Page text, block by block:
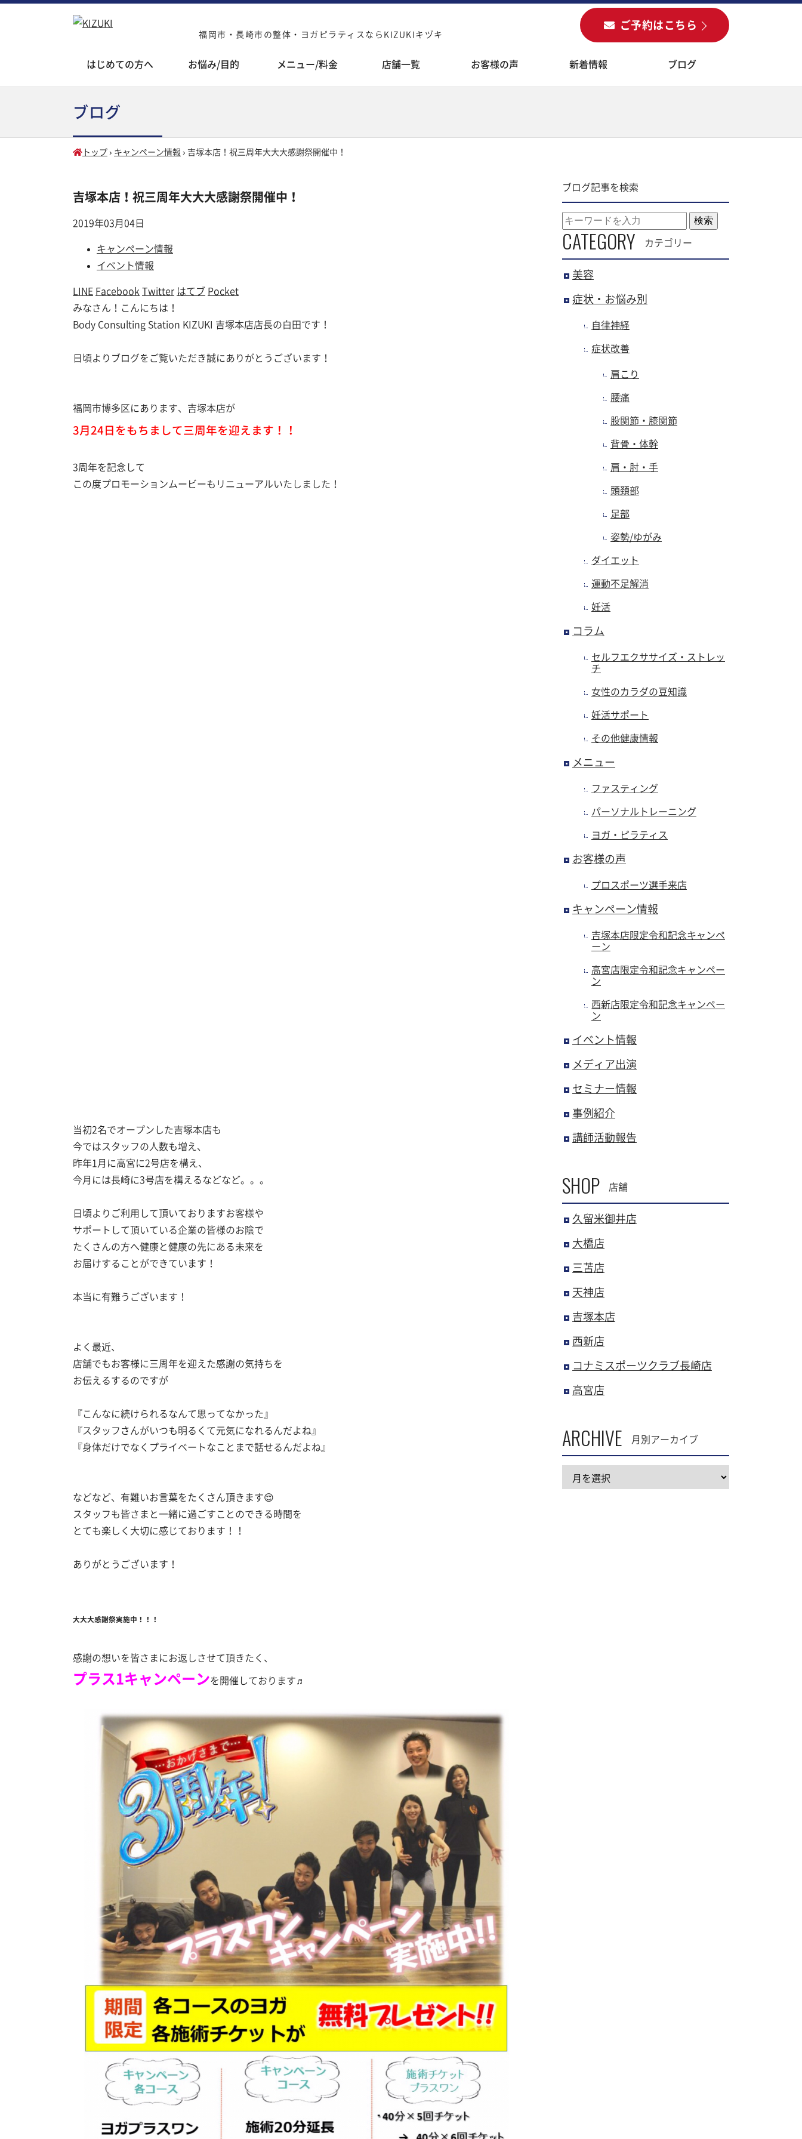
福岡市・長崎市の整体・ヨガピラティスならKIZUKIキヅキ
ご予約はこちら
はじめての方へ お悩み/目的 メニュー/料金 店舗一覧 お客様の声 新着情報 ブログ
ブログ
トップ › キャンペーン情報 › 吉塚本店！祝三周年大大大感謝祭開催中！
吉塚本店！祝三周年大大大感謝祭開催中！
2019年03月04日
キャンペーン情報
イベント情報
LINE Facebook Twitter はてブ Pocket
みなさん！こんにちは！
Body Consulting Station KIZUKI 吉塚本店店長の白田です！
日頃よりブログをご覧いただき誠にありがとうございます！
福岡市博多区にあります、吉塚本店が
3月24日をもちまして 三周年を迎えます！！
3周年を記念して
この度プロモーションムービーもリニューアルいたしました！
当初2名でオープンした吉塚本店も
今ではスタッフの人数も増え、
昨年1月に高宮に2号店を構え、
今月には長崎に3号店を構えるなどなど。。。
日頃よりご利用して頂いておりますお客様や
サポートして頂いている企業の皆様のお陰で
たくさんの方へ健康と健康の先にある未来を
お届けすることができています！
本当に有難うございます！
よく最近、
店舗でもお客様に三周年を迎えた感謝の気持ちを
お伝えるするのですが
『こんなに続けられるなんて思ってなかった』
『スタッフさんがいつも明るくて元気になれるんだよね』
『身体だけでなくプライベートなことまで話せるんだよね』
などなど、有難いお言葉をたくさん頂きます😌
スタッフも皆さまと一緒に過ごすことのできる時間を
とても楽しく大切に感じております！！
ありがとうございます！
大大大感謝祭実施中！！！
感謝の想いを皆さまにお返しさせて頂きたく、
プラス1キャンペーンを開催しております♬
ブログ記事を検索
検索
CATEGORY カテゴリー
美容
症状・お悩み別
自律神経
症状改善
肩こり
腰痛
股関節・膝関節
背骨・体幹
肩・肘・手
頭頚部
足部
姿勢/ゆがみ
ダイエット
運動不足解消
妊活
コラム
セルフエクササイズ・ストレッ
チ
女性のカラダの豆知識
妊活サポート
その他健康情報
メニュー
ファスティング
パーソナルトレーニング
ヨガ・ピラティス
お客様の声
プロスポーツ選手来店
キャンペーン情報
吉塚本店限定令和記念キャンペ
ーン
高宮店限定令和記念キャンペー
ン
西新店限定令和記念キャンペー
ン
イベント情報
メディア出演
セミナー情報
事例紹介
講師活動報告
SHOP 店舗
久留米御井店
大橋店
三苫店
天神店
吉塚本店
西新店
コナミスポーツクラブ長崎店
高宮店
ARCHIVE 月別アーカイブ